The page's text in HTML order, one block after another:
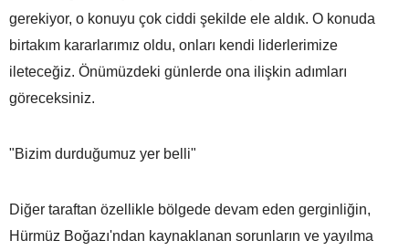
gerekiyor, o konuyu çok ciddi şekilde ele aldık. O konuda
birtakım kararlarımız oldu, onları kendi liderlerimize
ileteceğiz. Önümüzdeki günlerde ona ilişkin adımları
göreceksiniz.
"Bizim durduğumuz yer belli"
Diğer taraftan özellikle bölgede devam eden gerginliğin,
Hürmüz Boğazı'ndan kaynaklanan sorunların ve yayılma